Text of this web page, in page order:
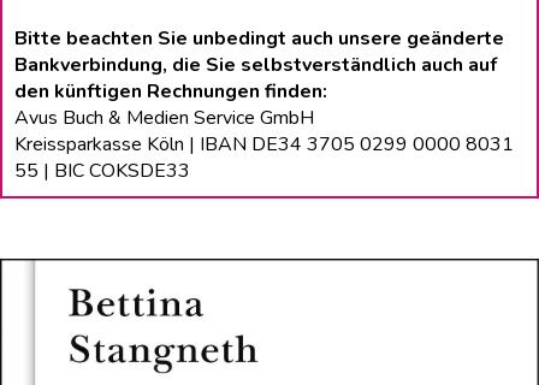
Bitte beachten Sie unbedingt auch unsere geänderte
Bankverbindung, die Sie selbstverständlich auch auf
den künftigen Rechnungen finden:
Avus Buch & Medien Service GmbH
Kreissparkasse Köln | IBAN DE34 3705 0299 0000 8031
55 | BIC COKSDE33